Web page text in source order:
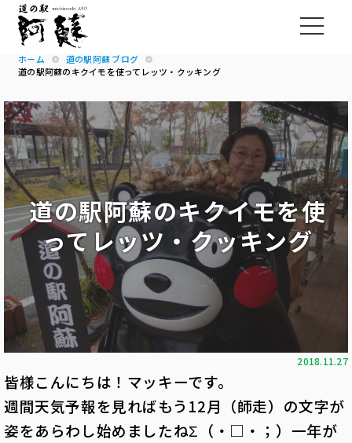
ホーム
道の駅阿蘇 ブログ
道の駅阿蘇のキクイモを使ってレッツ・クッキング
道の駅阿蘇のキクイモを使
ってレッツ・クッキング
2018.11.27
皆様こんにちは！マッキーです。
週間天気予報を見ればもう12月（師走）の文字が
姿をあらわし始めましたねΣ（・□・；）一年が